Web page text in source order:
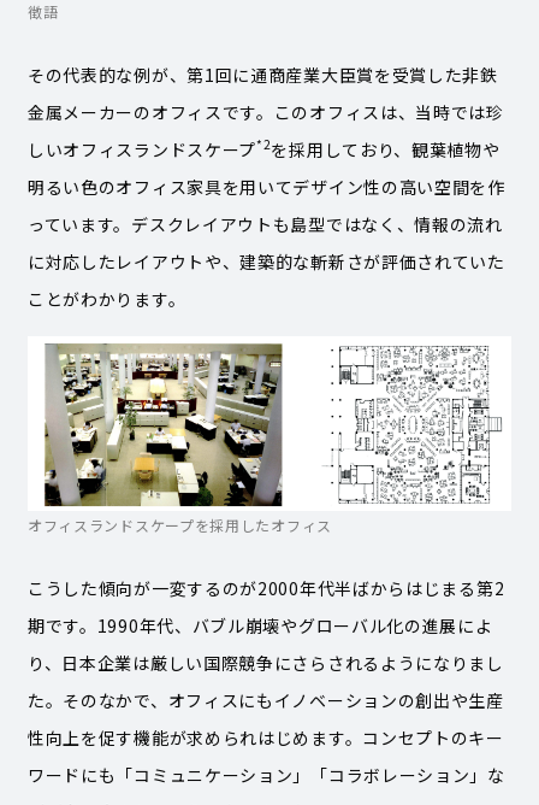
徴語
その代表的な例が、第1回に通商産業大臣賞を受賞した非鉄
金属メーカーのオフィスです。このオフィスは、当時では珍
しいオフィスランドスケープ*2を採用しており、観葉植物や
明るい色のオフィス家具を用いてデザイン性の高い空間を作
っています。デスクレイアウトも島型ではなく、情報の流れ
に対応したレイアウトや、建築的な斬新さが評価されていた
ことがわかります。
オフィスランドスケープを採用したオフィス
こうした傾向が一変するのが2000年代半ばからはじまる第2
期です。1990年代、バブル崩壊やグローバル化の進展によ
り、日本企業は厳しい国際競争にさらされるようになりまし
た。そのなかで、オフィスにもイノベーションの創出や生産
性向上を促す機能が求められはじめます。コンセプトのキー
ワードにも「コミュニケーション」「コラボレーション」な